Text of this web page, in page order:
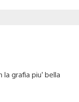
grafia piu’ bella